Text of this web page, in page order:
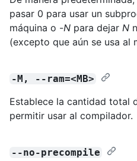
pasar 0 para usar un
máquina o -N para dejar N
(excepto que aún se usa al
-M, --ram=<MB>
Establece la cantidad total
permitir usar al compilador.
--no-precompile